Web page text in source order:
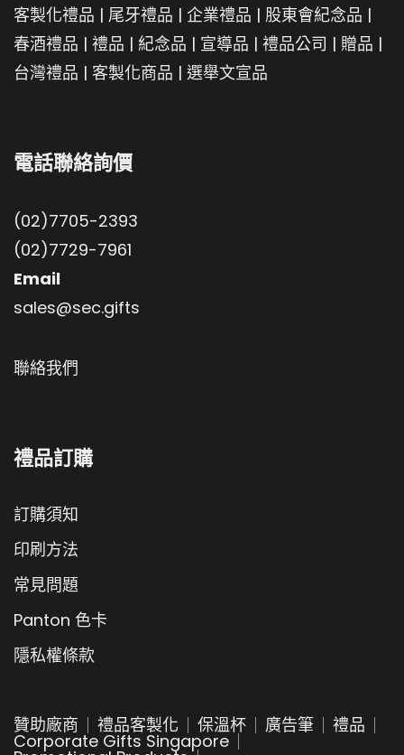
客製化禮品 | 尾牙禮品 | 企業禮品 | 股東會紀念品 |
春酒禮品 | 禮品 | 紀念品 | 宣導品 | 禮品公司 | 贈品 |
台灣禮品 | 客製化商品 | 選舉文宣品
電話聯絡詢價
(02)7705-2393
(02)7729-7961
Email
sales@sec.gifts
聯絡我們
禮品訂購
訂購須知
印刷方法
常見問題
Panton 色卡
隱私權條款
贊助廠商 禮品客製化 保溫杯 廣告筆 禮品
Corporate Gifts Singapore